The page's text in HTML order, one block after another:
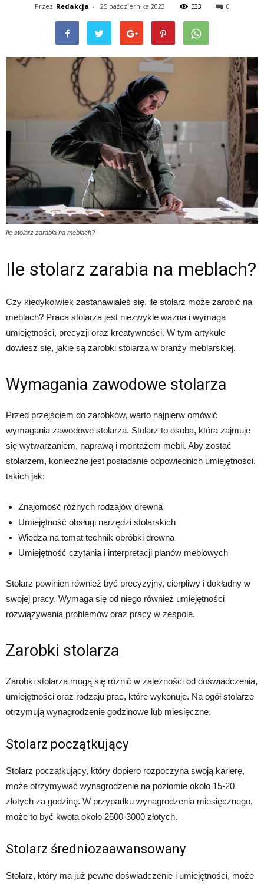
Przez Redakcja - 25 października 2023 533 0
Ile stolarz zarabia na meblach?
Ile stolarz zarabia na meblach?
Czy kiedykolwiek zastanawiałeś się, ile stolarz może zarobić na
meblach? Praca stolarza jest niezwykle ważna i wymaga
umiejętności, precyzji oraz kreatywności. W tym artykule
dowiesz się, jakie są zarobki stolarza w branży meblarskiej.
Wymagania zawodowe stolarza
Przed przejściem do zarobków, warto najpierw omówić
wymagania zawodowe stolarza. Stolarz to osoba, która zajmuje
się wytwarzaniem, naprawą i montażem mebli. Aby zostać
stolarzem, konieczne jest posiadanie odpowiednich umiejętności,
takich jak:
Znajomość różnych rodzajów drewna
Umiejętność obsługi narzędzi stolarskich
Wiedza na temat technik obróbki drewna
Umiejętność czytania i interpretacji planów meblowych
Stolarz powinien również być precyzyjny, cierpliwy i dokładny w
swojej pracy. Wymaga się od niego również umiejętności
rozwiązywania problemów oraz pracy w zespole.
Zarobki stolarza
Zarobki stolarza mogą się różnić w zależności od doświadczenia,
umiejętności oraz rodzaju prac, które wykonuje. Na ogół stolarze
otrzymują wynagrodzenie godzinowe lub miesięczne.
Stolarz początkujący
Stolarz początkujący, który dopiero rozpoczyna swoją karierę,
może otrzymywać wynagrodzenie na poziomie około 15-20
złotych za godzinę. W przypadku wynagrodzenia miesięcznego,
może to być kwota około 2500-3000 złotych.
Stolarz średniozaawansowany
Stolarz, który ma już pewne doświadczenie i umiejętności, może